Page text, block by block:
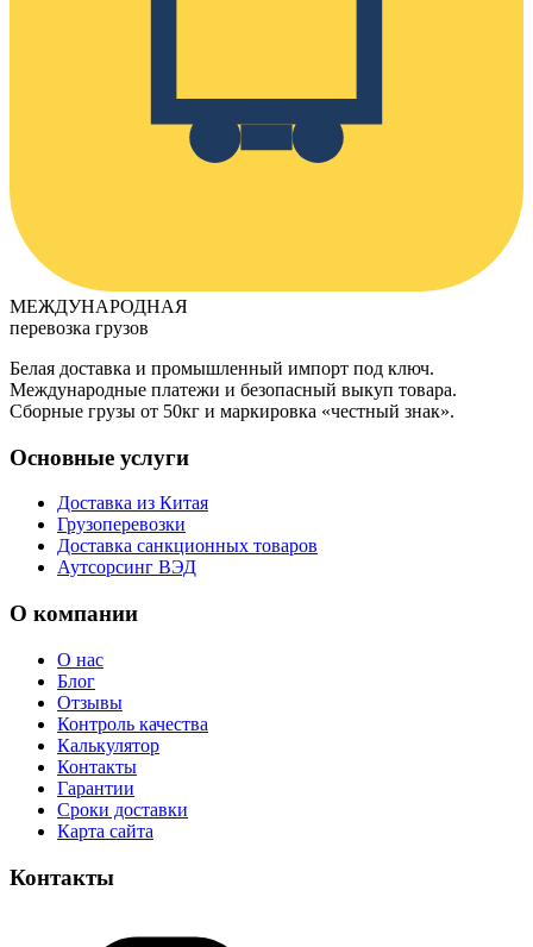
МЕЖДУНАРОДНАЯ
перевозка грузов
Белая доставка и промышленный импорт под ключ.
Международные платежи и безопасный выкуп товара.
Сборные грузы от 50кг и маркировка «честный знак».
Основные услуги
Доставка из Китая
Грузоперевозки
Доставка санкционных товаров
Аутсорсинг ВЭД
О компании
О нас
Блог
Отзывы
Контроль качества
Калькулятор
Контакты
Гарантии
Сроки доставки
Карта сайта
Контакты